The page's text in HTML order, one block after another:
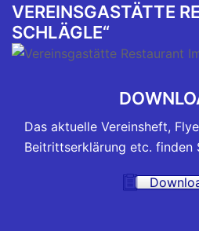
VEREINSGASTÄTTE
SCHLÄGLE“
Das aktuelle Vereinsheft,
Beitrittserklärung etc. finden